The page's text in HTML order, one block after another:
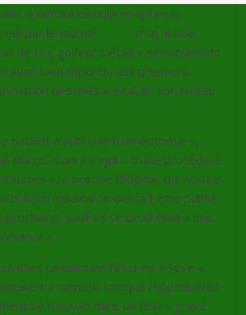
a diffusé ce bulletin après la
par le journal
d’un article
de l’ex-golfeur s’était « sensiblement
avait bien répondu aux premiers
destinés à évaluer son niveau
patient a subi une trachéotomie »,
Marca, mais il s’agit « d’une procédure
», a précisé l’hôpital, qui assure
bulletin médical ne devrait être publié
prochaine, sauf s’il se produisait « une
».
concernant l’état de « Seve »
à samedi, lorsque l’hôpital avait
se trouvait dans un état « grave